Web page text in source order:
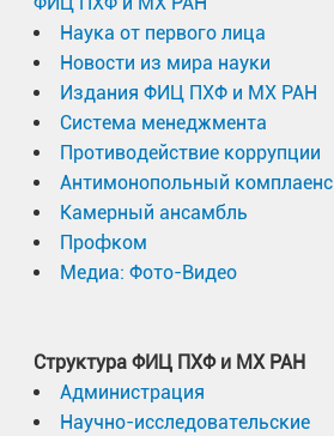
Наука от первого лица
Новости из мира науки
Издания ФИЦ ПХФ и МХ РАН
Система менеджмента
Противодействие коррупции
Антимонопольный комплаенс
Камерный ансамбль
Профком
Медиа: Фото-Видео
Структура ФИЦ ПХФ и МХ РАН
Администрация
Научно-исследовательские